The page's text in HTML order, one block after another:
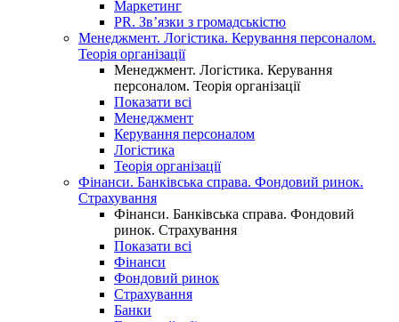
Маркетинг
PR. Зв’язки з громадськістю
Менеджмент. Логістика. Керування персоналом.
Теорія організації
Менеджмент. Логістика. Керування
персоналом. Теорія організації
Показати всі
Менеджмент
Керування персоналом
Логістика
Теорія організації
Фінанси. Банківська справа. Фондовий ринок.
Страхування
Фінанси. Банківська справа. Фондовий
ринок. Страхування
Показати всі
Фінанси
Фондовий ринок
Страхування
Банки